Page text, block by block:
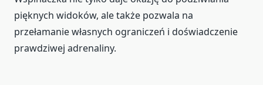
pięknych widoków, ale także pozwala na
przełamanie własnych ograniczeń i doświadczenie
prawdziwej adrenaliny.